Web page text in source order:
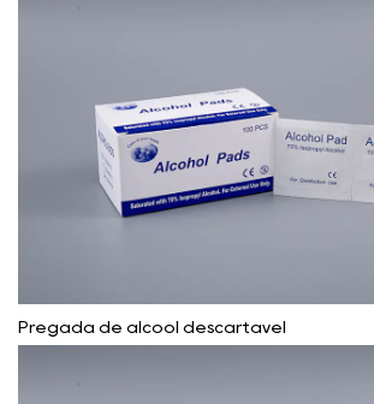
Pregada de álcool descartável